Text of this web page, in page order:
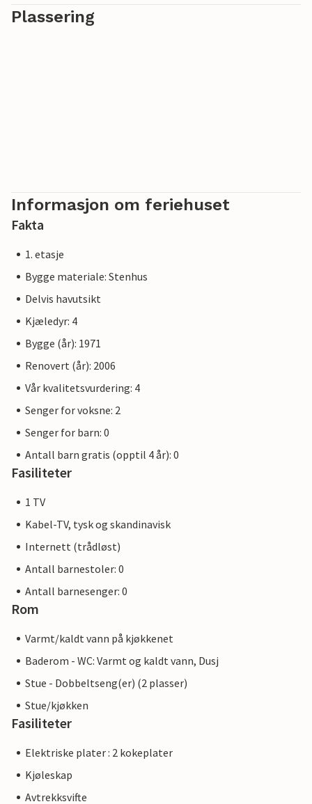
Plassering
Informasjon om feriehuset
Fakta
1. etasje
Bygge materiale: Stenhus
Delvis havutsikt
Kjæledyr: 4
Bygge (år): 1971
Renovert (år): 2006
Vår kvalitetsvurdering: 4
Senger for voksne: 2
Senger for barn: 0
Antall barn gratis (opptil 4 år): 0
Fasiliteter
1 TV
Kabel-TV, tysk og skandinavisk
Internett (trådløst)
Antall barnestoler: 0
Antall barnesenger: 0
Rom
Varmt/kaldt vann på kjøkkenet
Baderom - WC: Varmt og kaldt vann, Dusj
Stue - Dobbeltseng(er) (2 plasser)
Stue/kjøkken
Fasiliteter
Elektriske plater : 2 kokeplater
Kjøleskap
Avtrekksvifte